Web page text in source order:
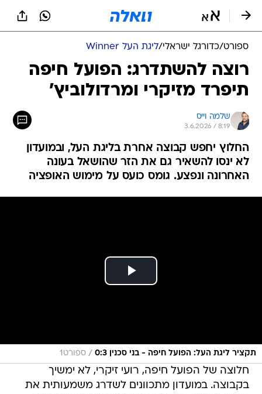
ספורט/כדורגל ישראלי/ליגת העל Winner
רוצה להשתדרג: הפועל חיפה
תיפרד מזיקרי ומרדולוביץ'
שלמה וייס
3.6.2026 / 8:19
החלוץ יחפש קבוצה אחרת בליגת העל, ובמועדון
לא ינסו להשאיר גם את הזר שהושאל בעונה
האחרונה ונפצע. גומס כועס על מימוש האופציה
תקציר ליגת העל: הפועל חיפה - בני סכנין 0:3 / ספורט1
חלוצה של הפועל חיפה, רועי זיקרי, לא ימשיך
בקבוצה. במועדון מתכוונים לשדרג משמעותית את